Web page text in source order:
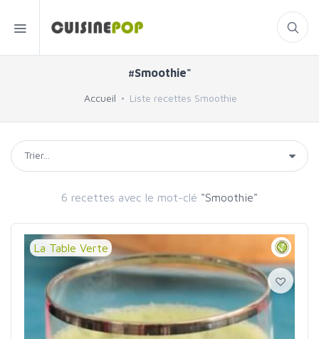
#Smoothie"
Accueil Liste recettes Smoothie
6 recettes avec le mot-clé "Smoothie"
La Table Verte